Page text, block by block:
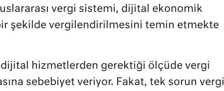
vergi sistemi, dijital ekonomik
şekilde vergilendirilmesini temin etmekte
hizmetlerden gerektiği ölçüde vergi
sebebiyet veriyor. Fakat, tek sorun vergi